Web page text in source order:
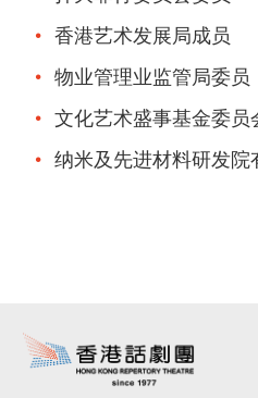
香港艺术发展局成员
物业管理业监管局委员
文化艺术盛事基金委员
纳米及先进材料研发院